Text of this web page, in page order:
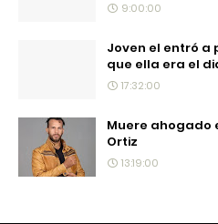
9:00:00
Joven el entró a
que ella era el
17:32:00
Muere ahogado
Ortiz
13:19:00